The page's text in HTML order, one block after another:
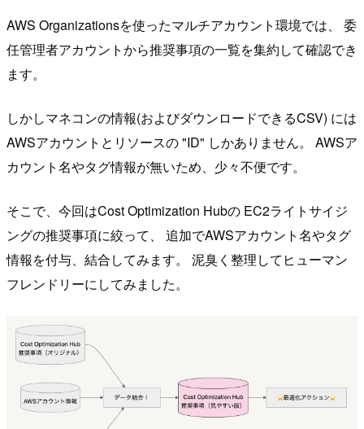
AWS Organizationsを使ったマルチアカウント環境では、 委
任管理者アカウントから推奨事項の一覧を集約して確認でき
ます。
しかしマネコンの情報(およびダウンロードできるCSV) には
AWSアカウントとリソースの "ID" しかありません。 AWSア
カウント名やタグ情報が無いため、少々不便です。
そこで、今回はCost Optimization Hubの EC2ライトサイジ
ングの推奨事項に絞って、 追加でAWSアカウント名やタグ
情報を付与、結合してみます。 泥臭く整理してヒューマン
フレンドリーにしてみました。